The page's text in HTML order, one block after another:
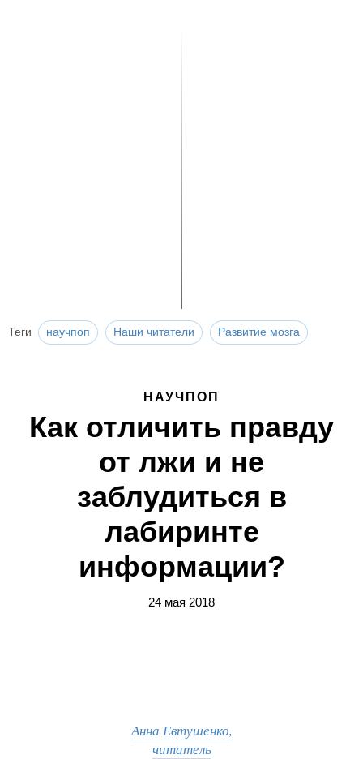
Теги научпоп Наши читатели Развитие мозга
НАУЧПОП
Как отличить правду
от лжи и не
заблудиться в
лабиринте
информации?
24 мая 2018
Анна Евтушенко,
читатель